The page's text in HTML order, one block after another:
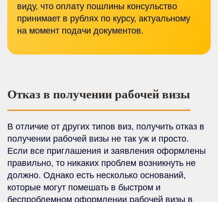
виду, что оплату пошлины консульство
принимает в рублях по курсу, актуальному
на момент подачи документов.
Отказ в получении рабочей визы
В отличие от других типов виз, получить отказ в
получении рабочей визы не так уж и просто.
Если все приглашения и заявления оформлены
правильно, то никаких проблем возникнуть не
должно. Однако есть несколько оснований,
которые могут помешать в быстром и
беспроблемном оформлении рабочей визы в